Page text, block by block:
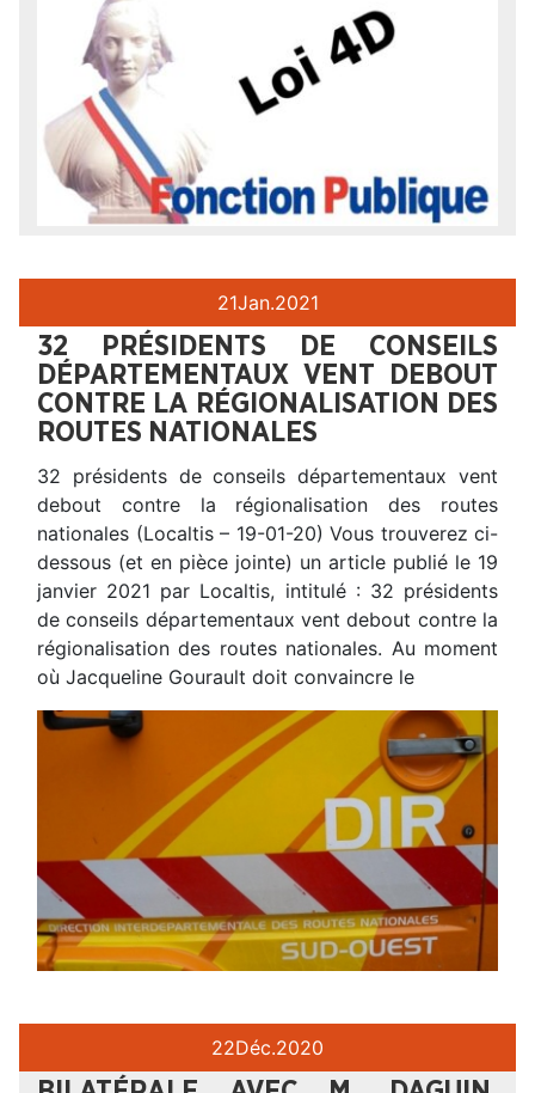
21Jan.2021
32 PRÉSIDENTS DE CONSEILS
DÉPARTEMENTAUX VENT DEBOUT
CONTRE LA RÉGIONALISATION DES
ROUTES NATIONALES
32 présidents de conseils départementaux vent
debout contre la régionalisation des routes
nationales (Localtis – 19-01-20) Vous trouverez ci-
dessous (et en pièce jointe) un article publié le 19
janvier 2021 par Localtis, intitulé : 32 présidents
de conseils départementaux vent debout contre la
régionalisation des routes nationales. Au moment
où Jacqueline Gourault doit convaincre le
22Déc.2020